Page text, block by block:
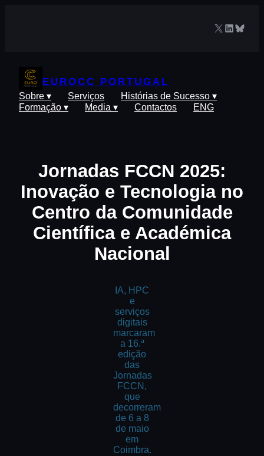
X LinkedIn
EUROCC PORTUGAL
Sobre ▾ Serviços
Histórias de Sucesso ▾
Formação ▾
Media ▾ Contactos ENG
Jornadas FCCN 2025:
Inovação e Tecnologia no
Centro da Comunidade
Científica e Académica
Nacional
IA, HPC
e
serviços
digitais
marcaram
a 16.ª
edição
das
Jornadas
FCCN,
que
decorreram
de 6 a 8
de maio
em
Coimbra.